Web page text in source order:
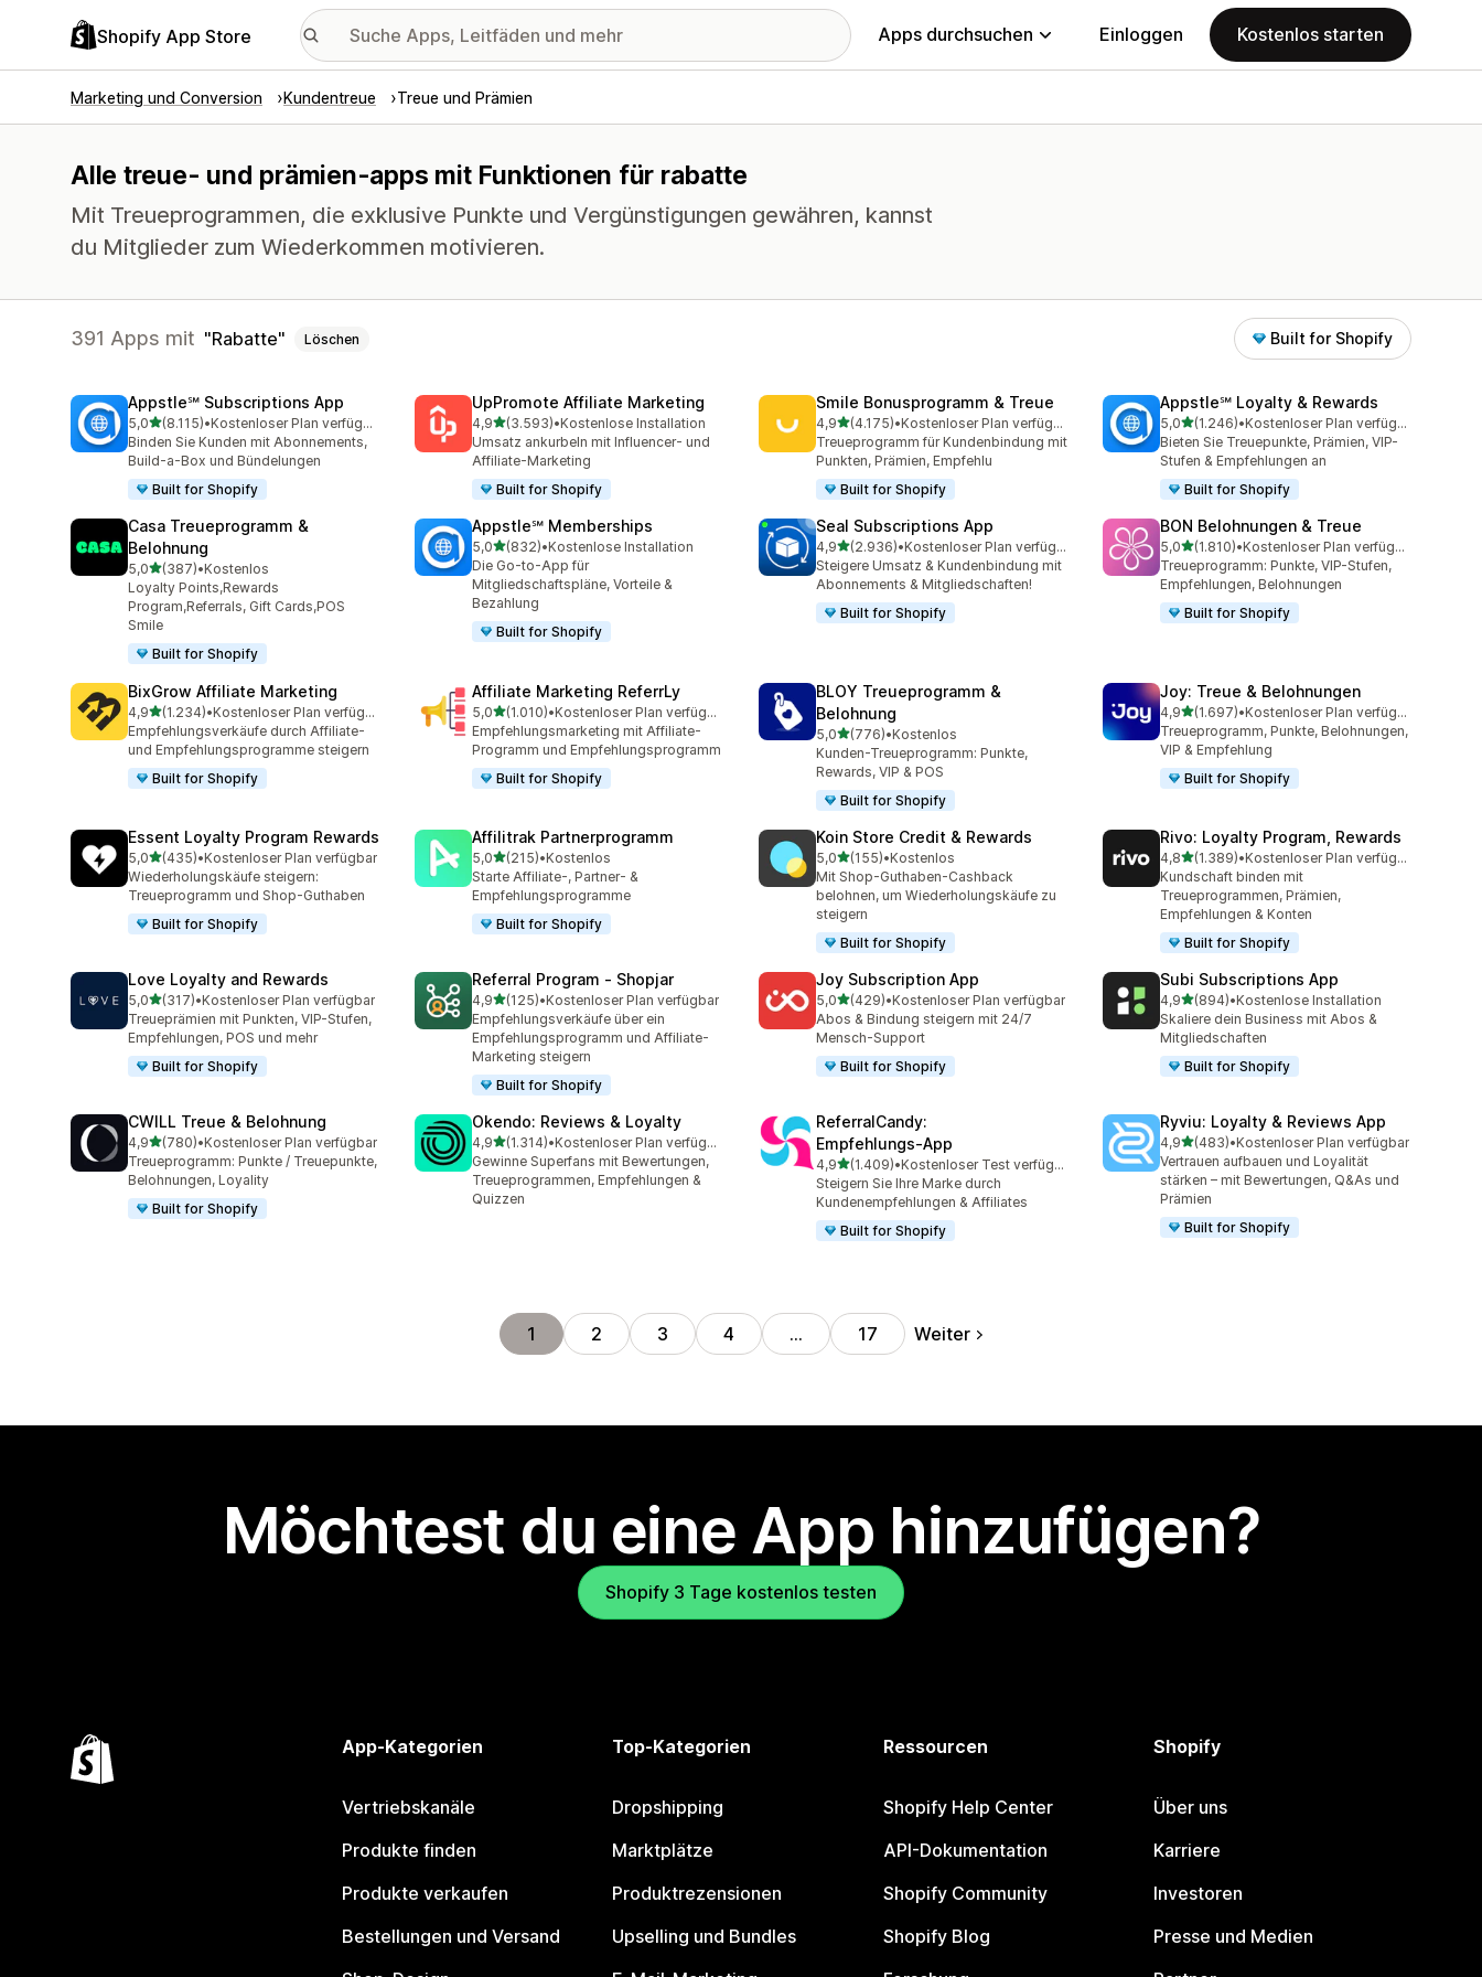
Shopify App Store Apps durchsuchen Einloggen Kostenlos starten
Marketing und Conversion Kundentreue Treue und Prämien
Alle treue- und prämien-apps mit Funktionen für rabatte
Mit Treueprogrammen, die exklusive Punkte und Vergünstigungen gewähren, kannst
du Mitglieder zum Wiederkommen motivieren.
391 Apps mit Rabatte Löschen Built for Shopify
Appstle℠ Subscriptions App
5,0von 5 Sternen
(8.115)
8115 Rezensionen insgesamt
•
Kostenloser Plan verfügbar
Binden Sie Kunden mit Abonnements,
Build-a-Box und Bündelungen
Built for Shopify
UpPromote Affiliate Marketing
4,9von 5 Sternen
(3.593)
3593 Rezensionen insgesamt
•Kostenlose Installation
Umsatz ankurbeln mit Influencer- und
Affiliate-Marketing
Built for Shopify
Smile Bonusprogramm & Treue
4,9von 5 Sternen
(4.175)
4175 Rezensionen insgesamt
•
Kostenloser Plan verfügbar
Treueprogramm für Kundenbindung mit
Punkten, Prämien, Empfehlu
Built for Shopify
Appstle℠ Loyalty & Rewards
5,0von 5 Sternen
(1.246)
1246 Rezensionen insgesamt
•
Kostenloser Plan verfügbar
Bieten Sie Treuepunkte, Prämien, VIP-
Stufen & Empfehlungen an
Built for Shopify
Casa Treueprogramm &
Belohnung
5,0von 5 Sternen
(387)
387 Rezensionen insgesamt
•Kostenlos
Loyalty Points,Rewards
Program,Referrals, Gift Cards,POS
Smile
Built for Shopify
Appstle℠ Memberships
5,0von 5 Sternen
(832)
832 Rezensionen insgesamt
•Kostenlose Installation
Die Go-to-App für
Mitgliedschaftspläne, Vorteile &
Bezahlung
Built for Shopify
Seal Subscriptions App
4,9von 5 Sternen
(2.936)
2936 Rezensionen insgesamt
•
Kostenloser Plan verfügbar
Steigere Umsatz & Kundenbindung mit
Abonnements & Mitgliedschaften!
Built for Shopify
BON Belohnungen & Treue
5,0von 5 Sternen
(1.810)
1810 Rezensionen insgesamt
•
Kostenloser Plan verfügbar
Treueprogramm: Punkte, VIP-Stufen,
Empfehlungen, Belohnungen
Built for Shopify
BixGrow Affiliate Marketing
4,9von 5 Sternen
(1.234)
1234 Rezensionen insgesamt
•
Kostenloser Plan verfügbar
Empfehlungsverkäufe durch Affiliate-
und Empfehlungsprogramme steigern
Built for Shopify
Affiliate Marketing ReferrLy
5,0von 5 Sternen
(1.010)
1010 Rezensionen insgesamt
•
Kostenloser Plan verfügbar
Empfehlungsmarketing mit Affiliate-
Programm und Empfehlungsprogramm
Built for Shopify
BLOY Treueprogramm &
Belohnung
5,0von 5 Sternen
(776)
776 Rezensionen insgesamt
•Kostenlos
Kunden-Treueprogramm: Punkte,
Rewards, VIP & POS
Built for Shopify
Joy: Treue & Belohnungen
4,9von 5 Sternen
(1.697)
1697 Rezensionen insgesamt
•
Kostenloser Plan verfügbar
Treueprogramm, Punkte, Belohnungen,
VIP & Empfehlung
Built for Shopify
Essent Loyalty Program Rewards
5,0von 5 Sternen
(435)
435 Rezensionen insgesamt
•Kostenloser Plan verfügbar
Wiederholungskäufe steigern:
Treueprogramm und Shop-Guthaben
Built for Shopify
Affilitrak Partnerprogramm
5,0von 5 Sternen
(215)
215 Rezensionen insgesamt
•Kostenlos
Starte Affiliate-, Partner- &
Empfehlungsprogramme
Built for Shopify
Koin Store Credit & Rewards
5,0von 5 Sternen
(155)
155 Rezensionen insgesamt
•Kostenlos
Mit Shop-Guthaben-Cashback
belohnen, um Wiederholungskäufe zu
steigern
Built for Shopify
Rivo: Loyalty Program, Rewards
4,8von 5 Sternen
(1.389)
1389 Rezensionen insgesamt
•
Kostenloser Plan verfügbar
Kundschaft binden mit
Treueprogrammen, Prämien,
Empfehlungen & Konten
Built for Shopify
Love Loyalty and Rewards
5,0von 5 Sternen
(317)
317 Rezensionen insgesamt
•Kostenloser Plan verfügbar
Treueprämien mit Punkten, VIP-Stufen,
Empfehlungen, POS und mehr
Built for Shopify
Referral Program ‑ Shopjar
4,9von 5 Sternen
(125)
125 Rezensionen insgesamt
•Kostenloser Plan verfügbar
Empfehlungsverkäufe über ein
Empfehlungsprogramm und Affiliate-
Marketing steigern
Built for Shopify
Joy Subscription App
5,0von 5 Sternen
(429)
429 Rezensionen insgesamt
•Kostenloser Plan verfügbar
Abos & Bindung steigern mit 24/7
Mensch-Support
Built for Shopify
Subi Subscriptions App
4,9von 5 Sternen
(894)
894 Rezensionen insgesamt
•Kostenlose Installation
Skaliere dein Business mit Abos &
Mitgliedschaften
Built for Shopify
CWILL Treue & Belohnung
4,9von 5 Sternen
(780)
780 Rezensionen insgesamt
•Kostenloser Plan verfügbar
Treueprogramm: Punkte / Treuepunkte,
Belohnungen, Loyality
Built for Shopify
Okendo: Reviews & Loyalty
4,9von 5 Sternen
(1.314)
1314 Rezensionen insgesamt
•
Kostenloser Plan verfügbar
Gewinne Superfans mit Bewertungen,
Treueprogrammen, Empfehlungen &
Quizzen
ReferralCandy:
Empfehlungs‑App
4,9von 5 Sternen
(1.409)
1409 Rezensionen insgesamt
•
Kostenloser Test verfügbar
Steigern Sie Ihre Marke durch
Kundenempfehlungen & Affiliates
Built for Shopify
Ryviu: Loyalty & Reviews App
4,9von 5 Sternen
(483)
483 Rezensionen insgesamt
•Kostenloser Plan verfügbar
Vertrauen aufbauen und Loyalität
stärken – mit Bewertungen, Q&As und
Prämien
Built for Shopify
1 2 3 4 … 17 Weiter
Möchtest du eine App hinzufügen?
Shopify 3 Tage kostenlos testen
App-Kategorien
Vertriebskanäle
Produkte finden
Produkte verkaufen
Bestellungen und Versand
Top-Kategorien
Dropshipping
Marktplätze
Produktrezensionen
Upselling und Bundles
Ressourcen
Shopify Help Center
API-Dokumentation
Shopify Community
Shopify Blog
Shopify
Über uns
Karriere
Investoren
Presse und Medien